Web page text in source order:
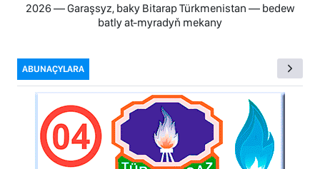
2026 — Garaşsyz, baky Bitarap Türkmenistan — bedew
batly at-myradyň mekany
ABUNAÇYLARA